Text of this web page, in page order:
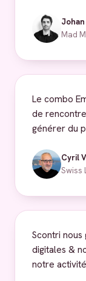
Mad
Le combo
de
générer du
Cyril
Swiss
Scontri nous
digitales &
notre